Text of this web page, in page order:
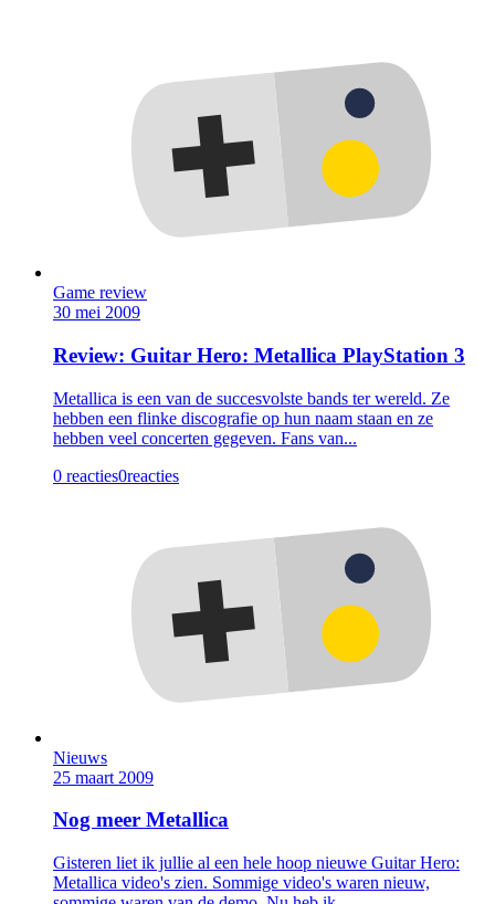
Game review
30 mei 2009
Review: Guitar Hero: Metallica PlayStation 3
Metallica is een van de succesvolste bands ter wereld. Ze
hebben een flinke discografie op hun naam staan en ze
hebben veel concerten gegeven. Fans van...
0 reacties0reacties
Nieuws
25 maart 2009
Nog meer Metallica
Gisteren liet ik jullie al een hele hoop nieuwe Guitar Hero:
Metallica video's zien. Sommige video's waren nieuw,